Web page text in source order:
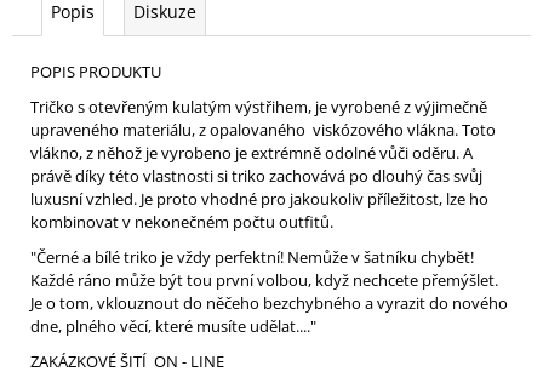
Popis Diskuze
POPIS PRODUKTU
Tričko s otevřeným kulatým výstřihem, je vyrobené z výjimečně
upraveného materiálu, z opalovaného viskózového vlákna. Toto
vlákno, z něhož je vyrobeno je extrémně odolné vůči oděru. A
právě díky této vlastnosti si triko zachovává po dlouhý čas svůj
luxusní vzhled. Je proto vhodné pro jakoukoliv příležitost, lze ho
kombinovat v nekonečném počtu outfitů.
"Černé a bílé triko je vždy perfektní! Nemůže v šatníku chybět!
Každé ráno může být tou první volbou, když nechcete přemýšlet.
Je o tom, vklouznout do něčeho bezchybného a vyrazit do nového
dne, plného věcí, které musíte udělat...."
ZAKÁZKOVÉ ŠITÍ ON - LINE